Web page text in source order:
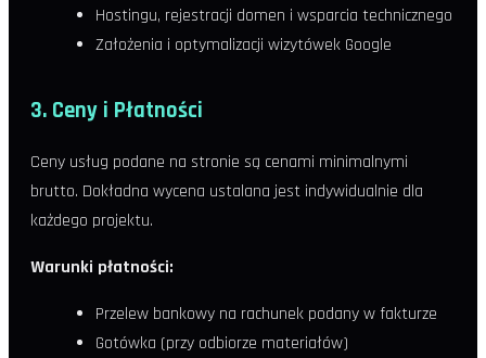
Hostingu, rejestracji domen i wsparcia technicznego
Założenia i optymalizacji wizytówek Google
3. Ceny i Płatności
Ceny usług podane na stronie są cenami minimalnymi
brutto. Dokładna wycena ustalana jest indywidualnie dla
każdego projektu.
Warunki płatności:
Przelew bankowy na rachunek podany w fakturze
Gotówka (przy odbiorze materiałów)